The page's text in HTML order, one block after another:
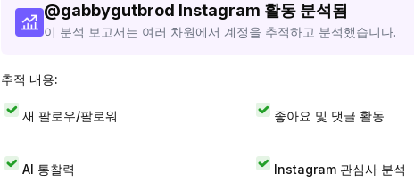
@gabbygutbrod Instagram 활동 분석됨
이 분석 보고서는 여러 차원에서 계정을 추적하고 분석했습니다.
추적 내용:
새 팔로우/팔로워 좋아요 및 댓글 활동
AI 통찰력 Instagram 관심사 분석